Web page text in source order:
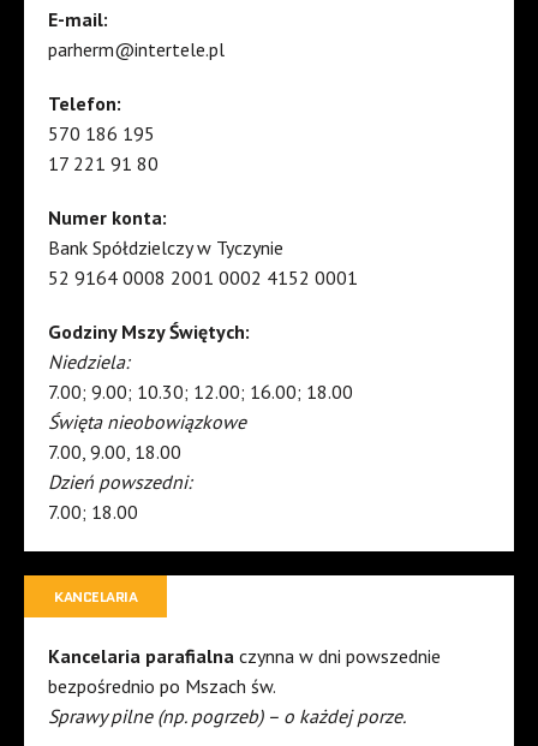
E-mail:
parherm@intertele.pl
Telefon:
570 186 195
17 221 91 80
Numer konta:
Bank Spółdzielczy w Tyczynie
52 9164 0008 2001 0002 4152 0001
Godziny Mszy Świętych:
Niedziela:
7.00; 9.00; 10.30; 12.00; 16.00; 18.00
Święta nieobowiązkowe
7.00, 9.00, 18.00
Dzień powszedni:
7.00; 18.00
KANCELARIA
Kancelaria parafialna czynna w dni powszednie
bezpośrednio po Mszach św.
Sprawy pilne (np. pogrzeb) – o każdej porze.